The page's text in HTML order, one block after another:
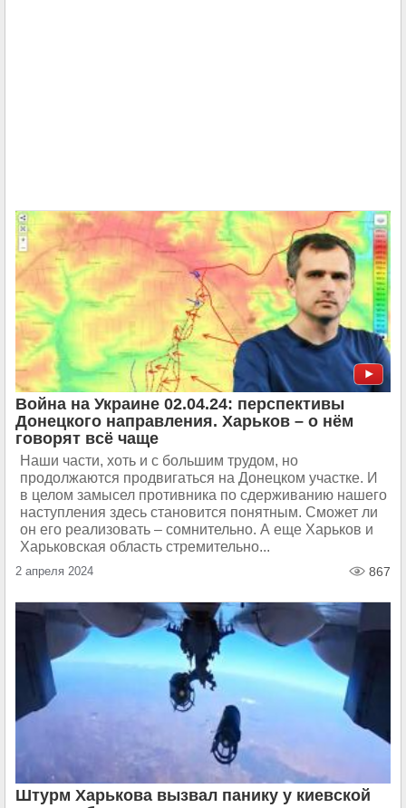
Война на Украине 02.04.24: перспективы
Донецкого направления. Харьков – о нём
говорят всё чаще
Наши части, хоть и с большим трудом, но
продолжаются продвигаться на Донецком участке. И
в целом замысел противника по сдерживанию нашего
наступления здесь становится понятным. Сможет ли
он его реализовать – сомнительно. А еще Харьков и
Харьковская область стремительно...
2 апреля 2024 867
Штурм Харькова вызвал панику у киевской